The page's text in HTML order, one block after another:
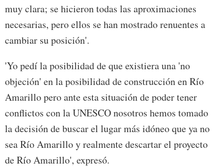
muy clara; se hicieron todas las aproximaciones
necesarias, pero ellos se han mostrado renuentes a
cambiar su posición'.
'Yo pedí la posibilidad de que existiera una 'no
objeción' en la posibilidad de construcción en Río
Amarillo pero ante esta situación de poder tener
conflictos con la UNESCO nosotros hemos tomado
la decisión de buscar el lugar más idóneo que ya no
sea Río Amarillo y realmente descartar el proyecto
de Río Amarillo', expresó.